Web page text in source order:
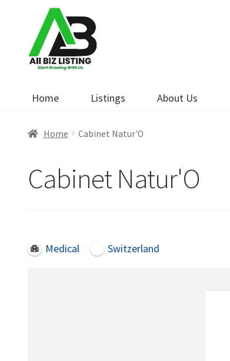
navigation
content
Home Listings About Us
Home Cabinet Natur'O
Cabinet Natur'O
Medical Switzerland